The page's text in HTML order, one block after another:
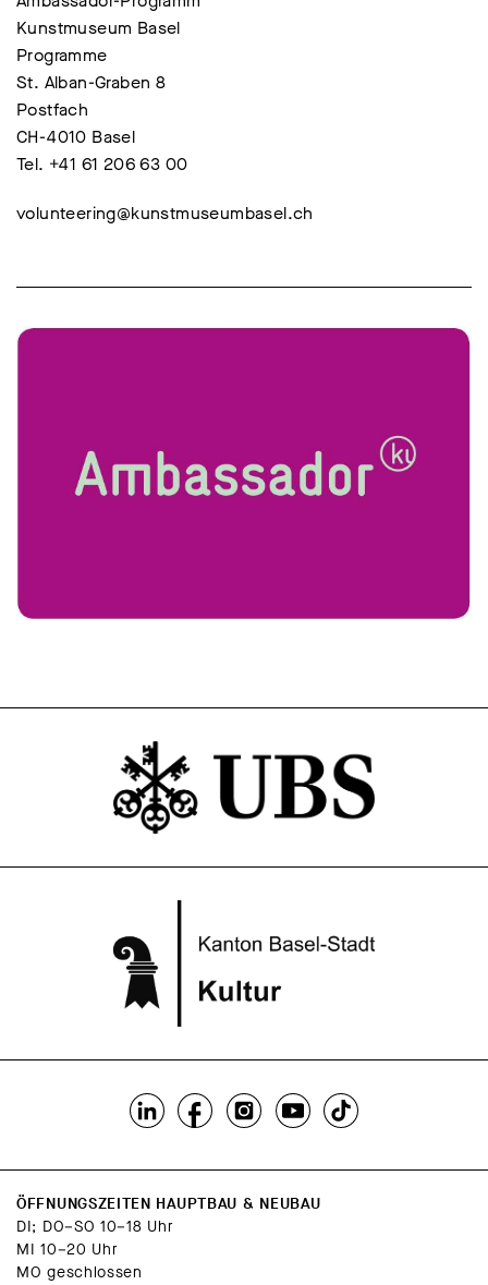
Kunstmuseum Basel
Programme
St. Alban-Graben 8
Postfach
CH-4010 Basel
Tel. +41 61 206 63 00
volunteering@kunstmuseumbasel.ch
ÖFFNUNGSZEITEN HAUPTBAU & NEUBAU
DI; DO–SO 10–18 Uhr
MI 10–20 Uhr
MO geschlossen